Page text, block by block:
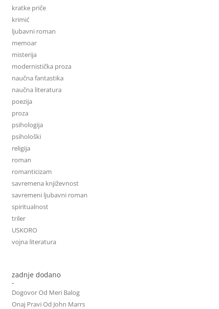
kratke priče
krimić
ljubavni roman
memoar
misterija
modernistička proza
naučna fantastika
naučna literatura
poezija
proza
psihologija
psihološki
religija
roman
romanticizam
savremena književnost
savremeni ljubavni roman
spiritualnost
triler
USKORO
vojna literatura
zadnje dodano
-
Dogovor Od Meri Balog
Onaj Pravi Od John Marrs